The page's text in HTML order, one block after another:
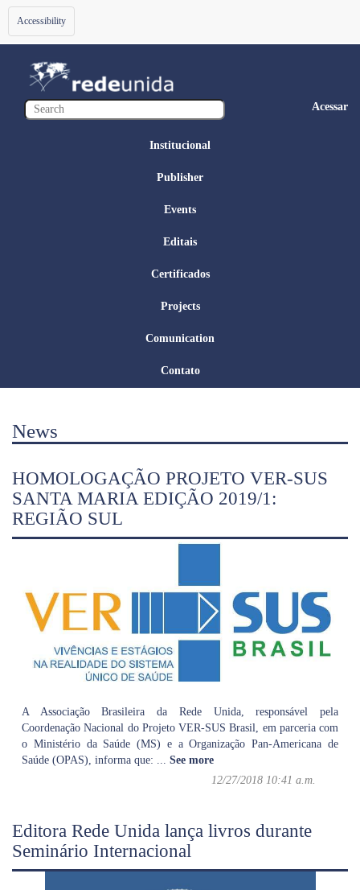
Toggle
navigation
Accessibility
Acessar
Institucional
Publisher
Events
Editais
Certificados
Projects
Comunication
Contato
News
HOMOLOGAÇÃO PROJETO VER-SUS
SANTA MARIA EDIÇÃO 2019/1:
REGIÃO SUL
A Associação Brasileira da Rede Unida, responsável pela
Coordenação Nacional do Projeto VER-SUS Brasil, em parceria com
o Ministério da Saúde (MS) e a Organização Pan-Americana de
Saúde (OPAS), informa que:
See more
12/27/2018 10:41 a.m.
Editora Rede Unida lança livros durante
Seminário Internacional